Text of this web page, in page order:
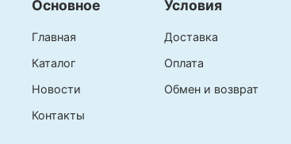
Основное
Главная
Каталог
Новости
Контакты
Условия
Доставка
Оплата
Обмен и возврат